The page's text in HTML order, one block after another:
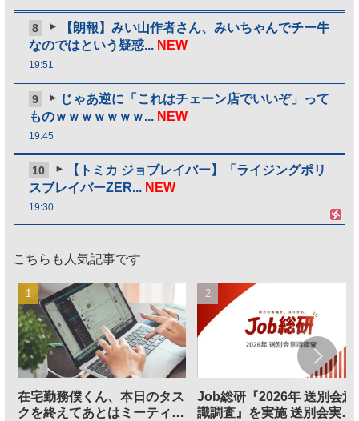
8
【朗報】みい山作者さん、みいちゃんでチー牛
なのではという疑惑... NEW
19:51
9
じゃあ逆に「これはチェーン店でいいぞ」って
ものｗｗｗｗｗｗｗ... NEW
19:45
10
【トミカ ジョブレイバー】「ライジングポリ
スブレイバーZER... NEW
19:30
こちらも人気記事です
在宅勤務僕くん、本日のタス
クを終えてあとはミーティン
Job総研『2026年 送別会意
識調査』を実施 送別会実施